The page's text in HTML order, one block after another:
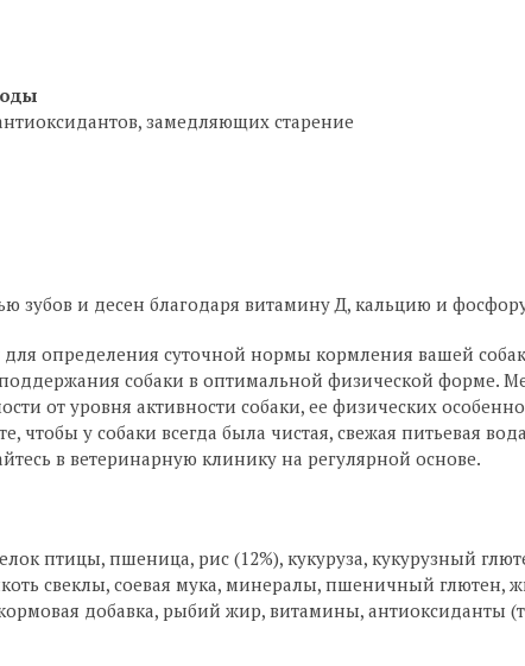
замедляющих старение
зубов и десен благодаря витамину Д, кальцию и
для определения суточной нормы кормления вашей
собаки в оптимальной физической форме.
от уровня активности собаки, ее физических
чтобы у собаки всегда была чистая, свежая питьевая
в ветеринарную клинику на регулярной основе.
птицы, пшеница, рис (12%), кукуруза, кукурузный
свеклы, соевая мука, минералы, пшеничный глютен,
добавка, рыбий жир, витамины, антиоксиданты